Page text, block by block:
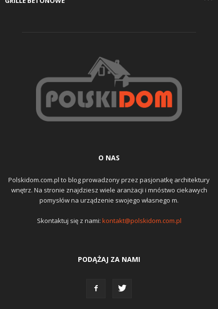
O NAS
Polskidom.com.pl to blog prowadzony przez pasjonatkę architektury
wnętrz. Na stronie znajdziesz wiele aranżacji i mnóstwo ciekawych
pomysłów na urządzenie swojego własnego m.
Skontaktuj się z nami: kontakt@polskidom.com.pl
PODĄŻAJ ZA NAMI